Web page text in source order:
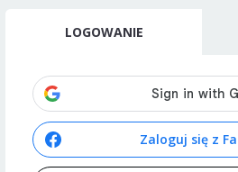
LOGOWANIE
Zaloguj się z